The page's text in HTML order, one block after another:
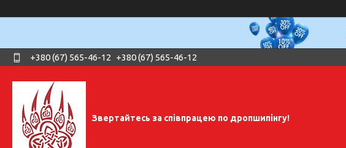
+380 (67) 565-46-12 +380 (67) 565-46-12
Звертайтесь за співпрацею по дропшипінгу!